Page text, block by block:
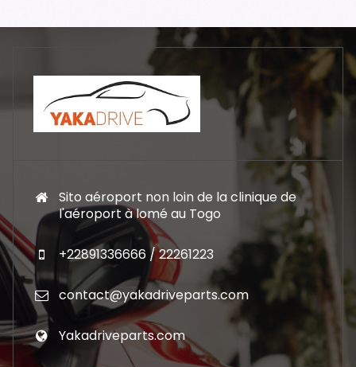
Sito aéroport non loin de la clinique de
l'aéroport à lomé au Togo
+22891336666 / 22261223
contact@yakadriveparts.com
Yakadriveparts.com